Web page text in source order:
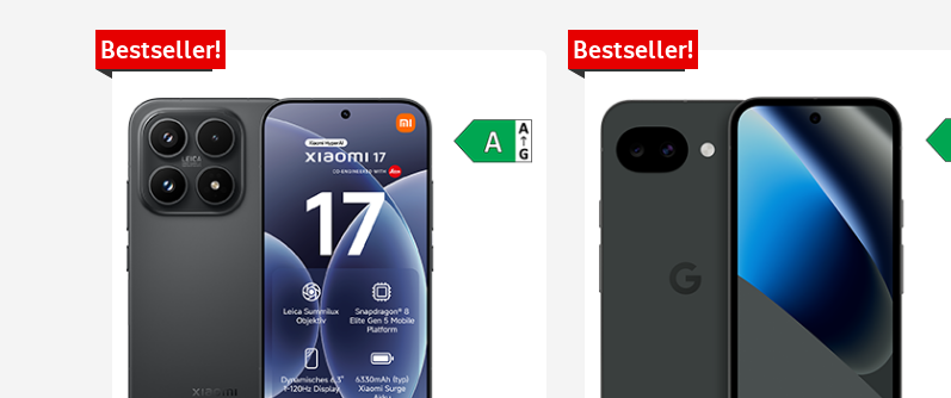
Bestseller! Bestseller!